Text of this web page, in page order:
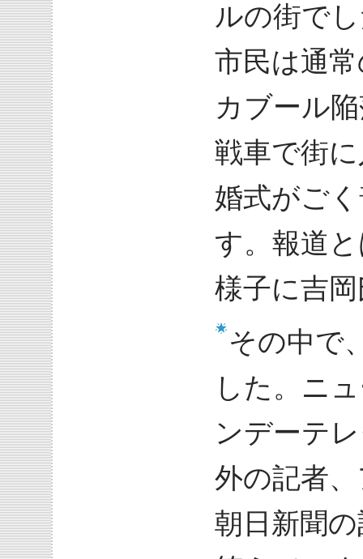
ルの街で
市民は通
カブール
戦車で街
婚式がご
す。報道
様子に吉
その中で
した。ニ
ンデーテ
外の記者
朝日新聞